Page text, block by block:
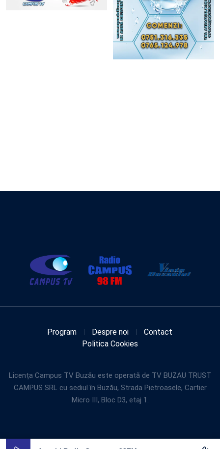
Program Despre noi
Contact
Politica Cookies
Licența Campus TV Buzău este operată de TV BUZAU TRUST
CAMPUS SRL cu sediul în Buzău, Strada Pietroasele, Cartier
Micro III, Bloc D3, etaj 1.